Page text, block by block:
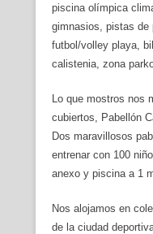
piscina olímpica
gimnasios, pistas de
futbol/volley playa,
calistenia, zona
Lo que mostros nos
cubiertos, Pabellón
Dos maravillosos
entrenar con 100
anexo y piscina a 1
Nos alojamos en
de la ciudad